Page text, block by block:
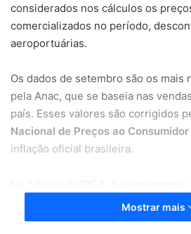
considerados nos cálculos os
comercializados no período,
aeroportuárias.
Os dados de setembro são os mais
pela Anac, que se baseia nas
país. Esses valores são corrigidos
Nacional de Preços ao
inflação oficial brasileira.
IBGE (Instituto Brasileiro de
parte de uma amostra e da
Mostrar mais